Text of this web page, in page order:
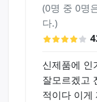
(0명 중 0명
다.)
신제품에 인
잘모르겠고
적이다 이게